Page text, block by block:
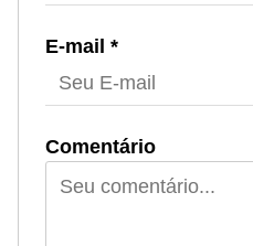
E-mail *
Comentário